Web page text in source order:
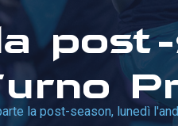
post-
la post-season, lunedì